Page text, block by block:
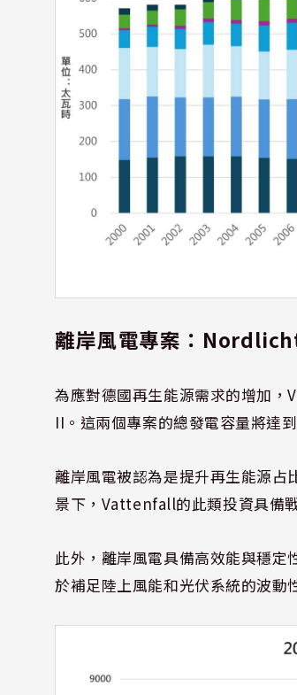
離岸風電專案：
為應對德國再生能源需求的增加
II。這兩個專案的總發電容量將達
離岸風電被認為是提升再生能源占
景下，Vattenfall的此類投資具備
此外，離岸風電具備高效能與穩
於補足陸上風能和光伏系統的波動